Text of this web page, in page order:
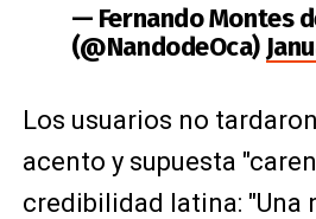
— Fernando Montes
(@NandodeOca)
Los usuarios no
acento y supuesta
credibilidad latina: "Una